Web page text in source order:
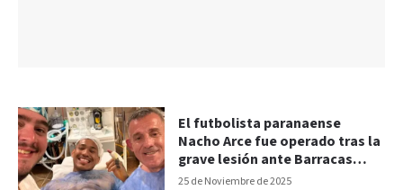
25 de Noviembre de 2025
El futbolista paranaense
Nacho Arce fue operado tras la
grave lesión ante Barracas
Central